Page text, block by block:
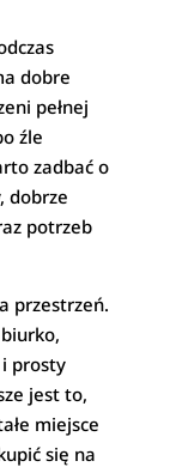
dobre
pełnej
źle
zadbać o
dobrze
potrzeb
przestrzeń.
prosty
jest to,
miejsce
się na